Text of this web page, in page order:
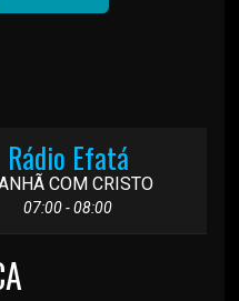
Rádio Efatá
COM CRISTO
07:00 - 08:00